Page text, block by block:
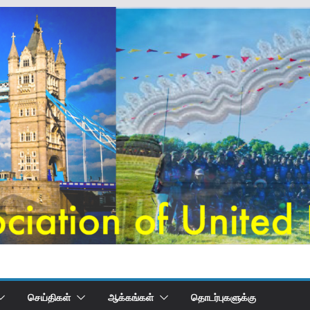
செய்திகள் ஆக்கங்கள் தொடர்புகளுக்கு